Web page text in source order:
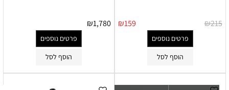
₪215
₪159
פרטים נוספים
הוסף לסל
₪1,780
פרטים נוספים
הוסף לסל